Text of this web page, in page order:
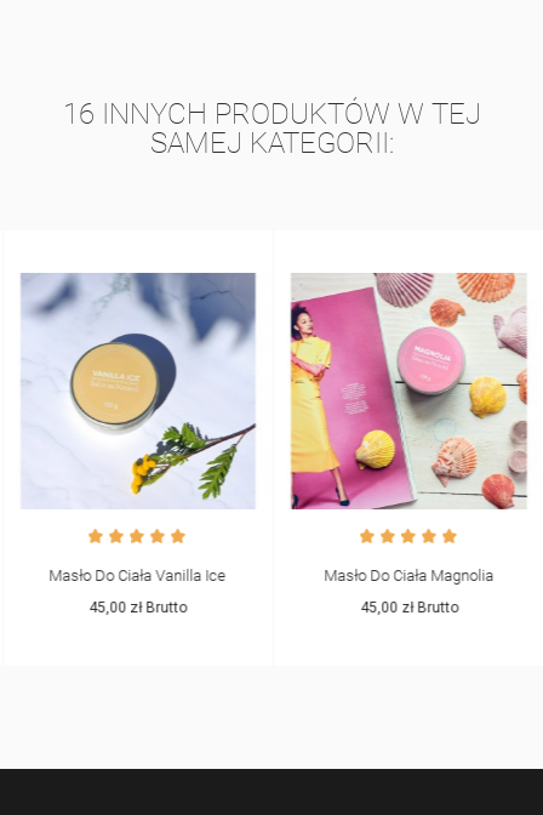
16 INNYCH PRODUKTÓW W TEJ
SAMEJ KATEGORII:
Masło Do Ciała Vanilla Ice
45,00 złBrutto
Masło Do Ciała Magnolia
45,00 złBrutto